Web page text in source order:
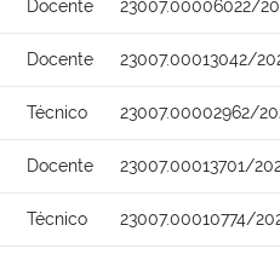
Docente 23007.00006022/
Docente 23007.00013042/
Técnico 23007.00002962/
Docente 23007.00013701/
Técnico 23007.00010774/